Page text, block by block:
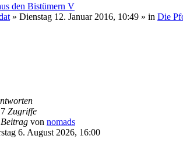
den Bistümern V
» Dienstag 12. Januar 2016, 10:49 » in Die
Zugriffe
von nomads
6. August 2026, 16:00